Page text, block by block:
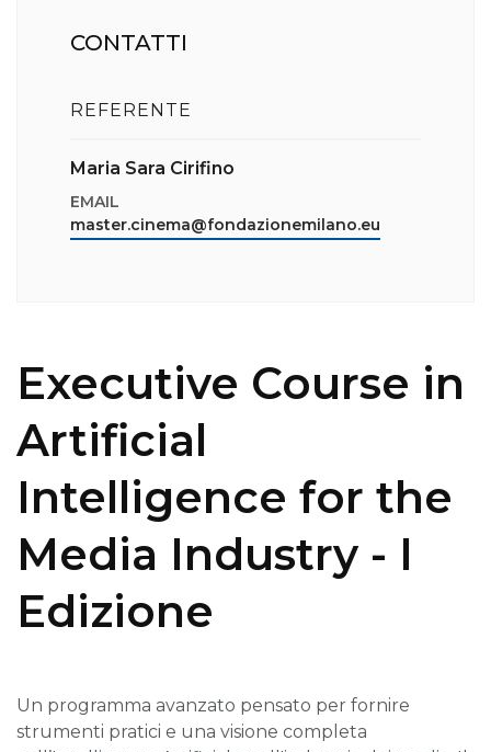
CONTATTI
REFERENTE
Maria Sara Cirifino
EMAIL
master.cinema@fondazionemilano.eu
Executive Course in
Artificial
Intelligence for the
Media Industry - I
Edizione
Un programma avanzato pensato per fornire
strumenti pratici e una visione completa